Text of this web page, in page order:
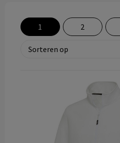
Themageschenken
1 2